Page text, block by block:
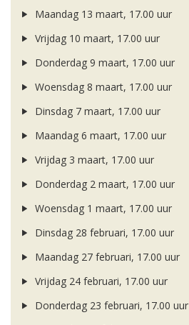
Maandag 13 maart, 17.00 uur
Vrijdag 10 maart, 17.00 uur
Donderdag 9 maart, 17.00 uur
Woensdag 8 maart, 17.00 uur
Dinsdag 7 maart, 17.00 uur
Maandag 6 maart, 17.00 uur
Vrijdag 3 maart, 17.00 uur
Donderdag 2 maart, 17.00 uur
Woensdag 1 maart, 17.00 uur
Dinsdag 28 februari, 17.00 uur
Maandag 27 februari, 17.00 uur
Vrijdag 24 februari, 17.00 uur
Donderdag 23 februari, 17.00 uur